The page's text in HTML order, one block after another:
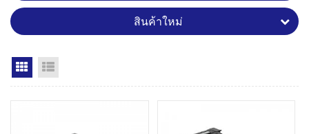
สินค้าใหม่
Grid View